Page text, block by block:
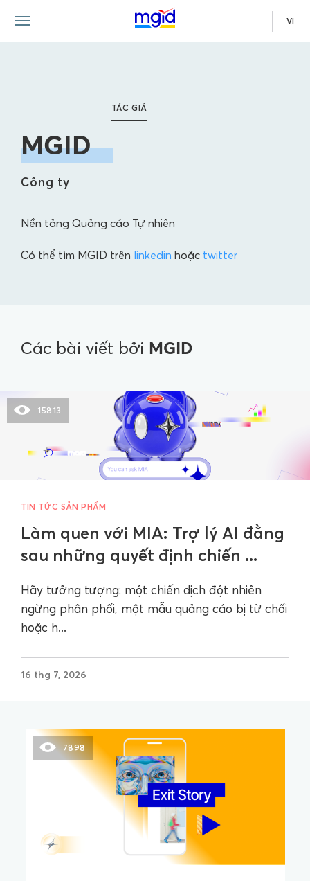
VI
TÁC GIẢ
MGID
Công ty
Nền tảng Quảng cáo Tự nhiên
Có thể tìm MGID trên linkedin hoặc twitter
Các bài viết bởi MGID
15813
TIN TỨC SẢN PHẨM
Làm quen với MIA: Trợ lý AI đằng
sau những quyết định chiến ...
Hãy tưởng tượng: một chiến dịch đột nhiên
ngừng phân phối, một mẫu quảng cáo bị từ chối
hoặc h...
16 thg 7, 2026
7898